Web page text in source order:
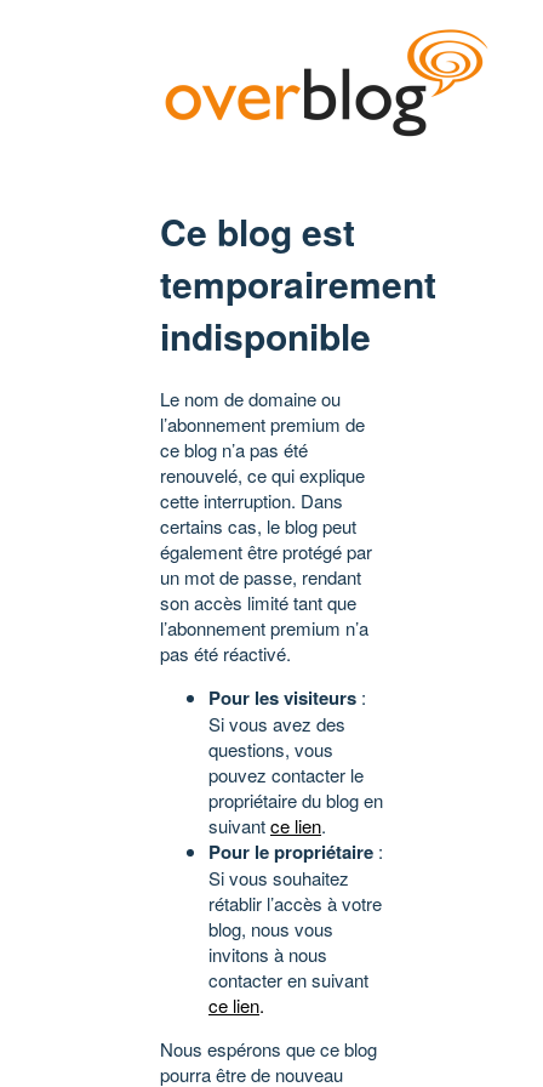
Ce blog est
temporairement
indisponible
Le nom de domaine ou
l’abonnement premium de
ce blog n’a pas été
renouvelé, ce qui explique
cette interruption. Dans
certains cas, le blog peut
également être protégé par
un mot de passe, rendant
son accès limité tant que
l’abonnement premium n’a
pas été réactivé.
Pour les visiteurs :
Si vous avez des
questions, vous
pouvez contacter le
propriétaire du blog en
suivantce lien.
Pour le propriétaire :
Si vous souhaitez
rétablir l’accès à votre
blog, nous vous
invitons à nous
contacter en suivant
ce lien.
Nous espérons que ce blog
pourra être de nouveau